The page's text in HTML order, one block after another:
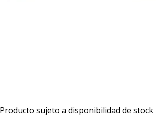
Producto sujeto a disponibilidad de stock